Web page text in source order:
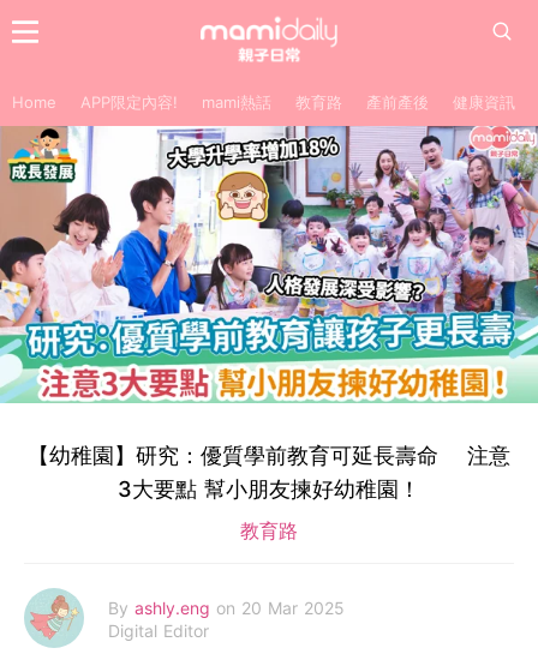
Home APP限定內容! mami熱話 教育路 產前產後 健康資訊
【幼稚園】研究：優質學前教育可延長壽命 注意
3大要點 幫小朋友揀好幼稚園！
教育路
By ashly.eng on 20 Mar 2025
Digital Editor